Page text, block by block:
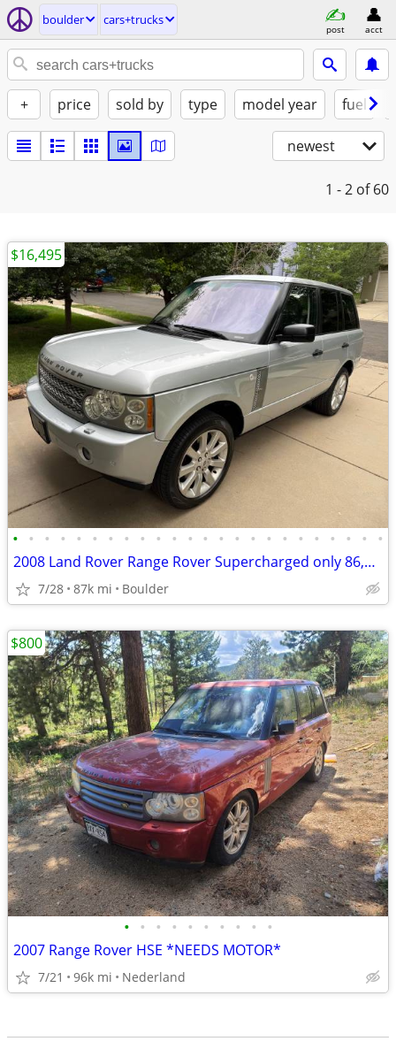
boulder cars+trucks
post acct
+ price sold by type model year fuel
newest
1 - 2 of 60
• • • • • • • • • • • • • • • • • • • • • • • •
2008 Land Rover Range Rover Supercharged only 86,000 miles!
7/28 87k mi Boulder
$16,495
• • • • • • • • • •
2007 Range Rover HSE *NEEDS MOTOR*
7/21 96k mi Nederland
$800